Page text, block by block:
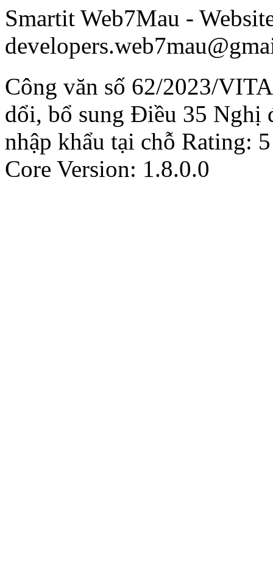
Smartit Web7Mau -
Công văn số 62/2023/
dổi, bổ sung Điều 35 Nghị
nhập khẩu tại chỗ Rating: 5
Core Version: 1.8.0.0